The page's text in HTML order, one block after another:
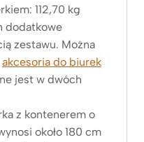
112,70 kg
dodatkowe
zestawu. Można
akcesoria do biurek
jest w dwóch
z kontenerem o
około 180 cm